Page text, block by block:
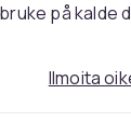
på kalde
Ilmoita